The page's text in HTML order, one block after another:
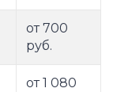
от 700
руб.
от 1 080